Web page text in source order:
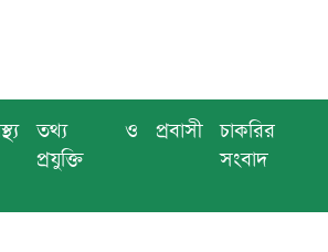
তথ্য ও
প্রযুক্তি
প্রবাসী
চাকরির
সংবাদ